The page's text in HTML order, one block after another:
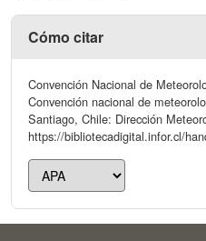
Cómo citar
Convención Nacional de
Convención nacional de
Santiago, Chile: Dirección
https://bibliotecadigital.infor.cl/